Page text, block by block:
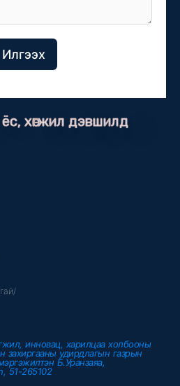
Илгээх
хөгжил дэвшилд
инновац, харилцаа холбооны
захиргааны удирдлагын газрын
Б.Уранзаяа,
51-265102